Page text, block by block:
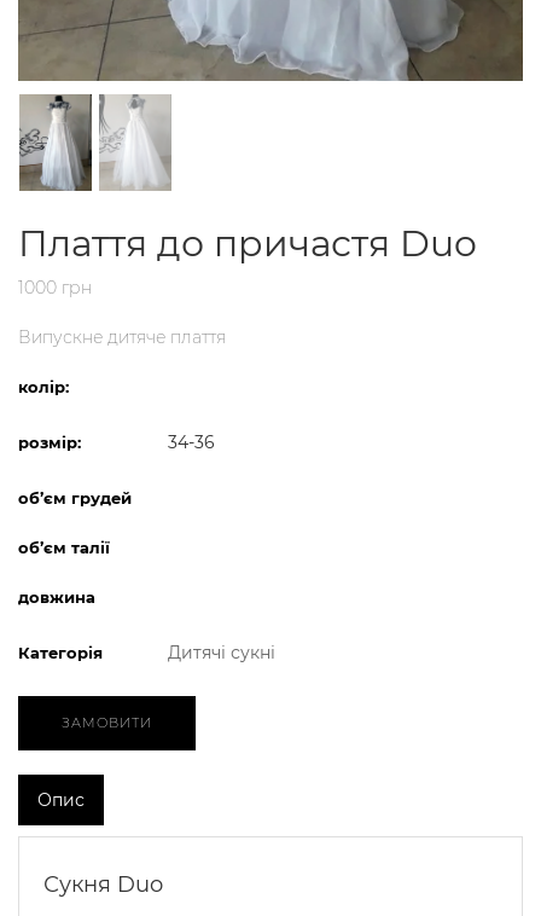
Плаття до причастя Duo
1000 грн
Випускне дитяче плаття
колір:
розмір: 34-36
об’єм грудей
об’єм талії
довжина
Категорія Дитячі сукні
ЗАМОВИТИ
Опис
Сукня Duo